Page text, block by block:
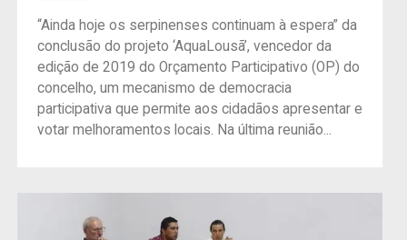
“Ainda hoje os serpinenses continuam à espera” da
conclusão do projeto ‘AquaLousã’, vencedor da
edição de 2019 do Orçamento Participativo (OP) do
concelho, um mecanismo de democracia
participativa que permite aos cidadãos apresentar e
votar melhoramentos locais. Na última reunião...